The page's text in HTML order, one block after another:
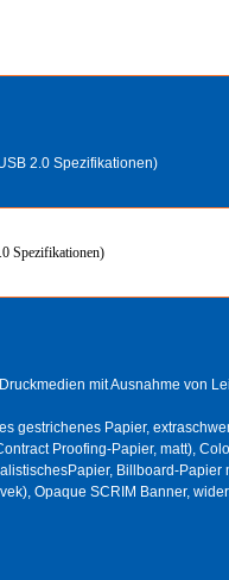
2.0 Spezifikationen)
Spezifikationen)
mit Ausnahme von
gestrichenes Papier,
Proofing-Papier, matt),
Billboard-
Opaque SCRIM Banner,